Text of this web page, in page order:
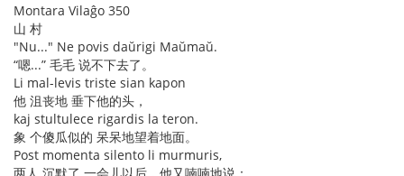
Montara Vilaĝo 350
山 村
"Nu..." Ne povis daŭrigi Maŭmaŭ.
“嗯...” 毛毛 说不下去了。
Li mal-levis triste sian kapon
他 沮丧地 垂下他的头，
kaj stultulece rigardis la teron.
象 个傻瓜似的 呆呆地望着地面。
Post momenta silento li murmuris,